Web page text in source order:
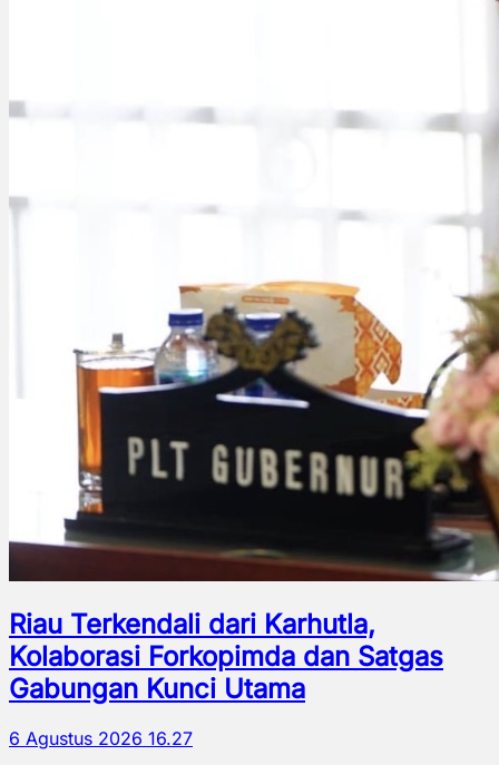
Riau Terkendali dari Karhutla,
Kolaborasi Forkopimda dan Satgas
Gabungan Kunci Utama
6 Agustus 2026 16.27